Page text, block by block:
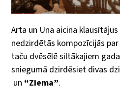
Arta un Una aicina
nedzirdētās kompozīcijās
taču dvēsēlē siltākajiem
sniegumā dzirdēsiet divas
un “Ziema”.